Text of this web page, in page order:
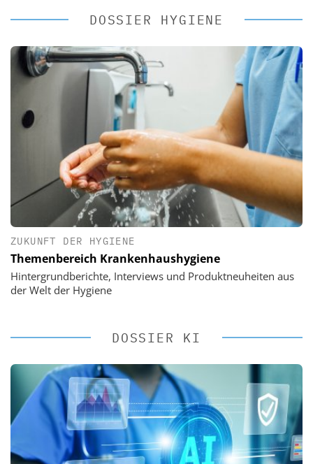
DOSSIER HYGIENE
ZUKUNFT DER HYGIENE
Themenbereich Krankenhaushygiene
Hintergrundberichte, Interviews und Produktneuheiten aus
der Welt der Hygiene
DOSSIER KI